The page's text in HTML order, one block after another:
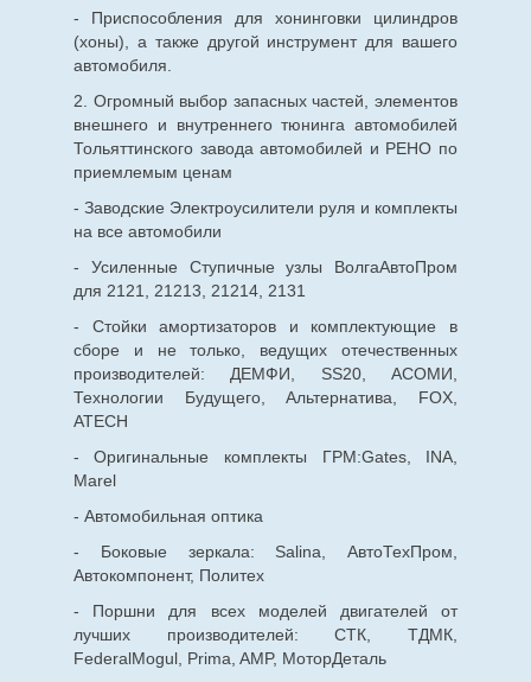
- Приспособления для хонинговки цилиндров
(хоны), а также другой инструмент для вашего
автомобиля.
2. Огромный выбор запасных частей, элементов
внешнего и внутреннего тюнинга автомобилей
Тольяттинского завода автомобилей и РЕНО по
приемлемым ценам
- Заводские Электроусилители руля и комплекты
на все автомобили
- Усиленные Ступичные узлы ВолгаАвтоПром
для 2121, 21213, 21214, 2131
- Стойки амортизаторов и комплектующие в
сборе и не только, ведущих отечественных
производителей: ДЕМФИ, SS20, АСОМИ,
Технологии Будущего, Альтернатива, FOX,
ATECH
- Оригинальные комплекты ГРМ:Gates, INA,
Marel
- Автомобильная оптика
- Боковые зеркала: Salina, АвтоТехПром,
Автокомпонент, Политех
- Поршни для всех моделей двигателей от
лучших производителей: СТК, ТДМК,
FederalMogul, Prima, AMP, МоторДеталь